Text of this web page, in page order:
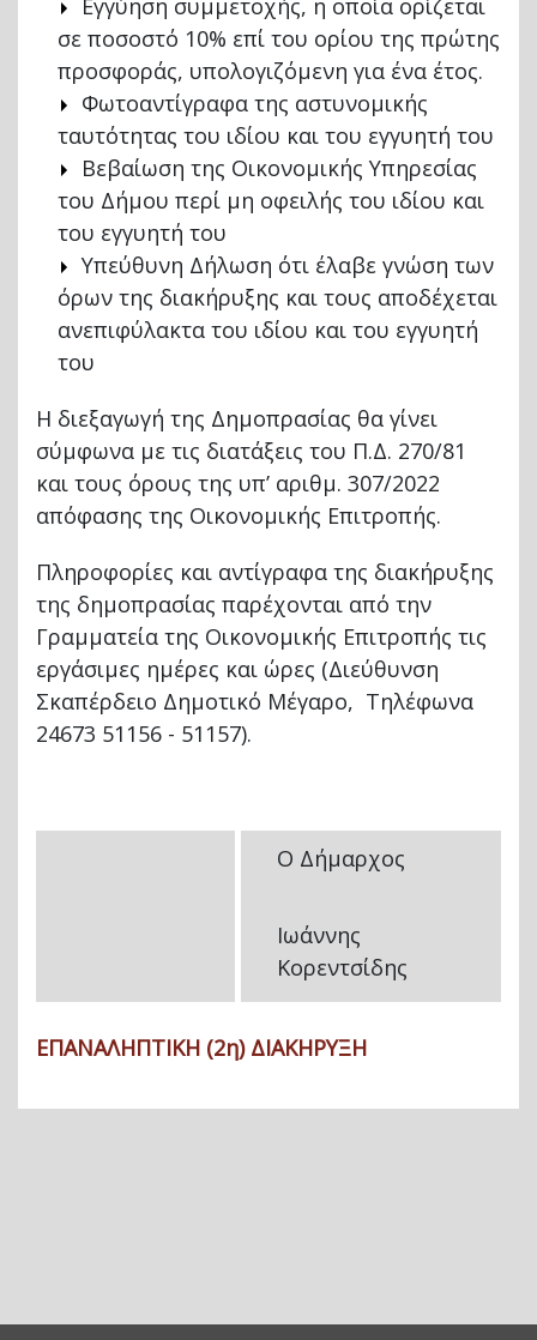
Εγγύηση συμμετοχής, η οποία ορίζεται
σε ποσοστό 10% επί του ορίου της πρώτης
προσφοράς, υπολογιζόμενη για ένα έτος.
Φωτοαντίγραφα της αστυνομικής
ταυτότητας του ιδίου και του εγγυητή του
Βεβαίωση της Οικονομικής Υπηρεσίας
του Δήμου περί μη οφειλής του ιδίου και
του εγγυητή του
Υπεύθυνη Δήλωση ότι έλαβε γνώση των
όρων της διακήρυξης και τους αποδέχεται
ανεπιφύλακτα του ιδίου και του εγγυητή
του
Η διεξαγωγή της Δημοπρασίας θα γίνει
σύμφωνα με τις διατάξεις του Π.Δ. 270/81
και τους όρους της υπ’ αριθμ. 307/2022
απόφασης της Οικονομικής Επιτροπής.
Πληροφορίες και αντίγραφα της διακήρυξης
της δημοπρασίας παρέχονται από την
Γραμματεία της Οικονομικής Επιτροπής τις
εργάσιμες ημέρες και ώρες (Διεύθυνση
Σκαπέρδειο Δημοτικό Μέγαρο, Τηλέφωνα
24673 51156 - 51157).
Ο Δήμαρχος
Ιωάννης
Κορεντσίδης
ΕΠΑΝΑΛΗΠΤΙΚΗ (2η) ΔΙΑΚΗΡΥΞΗ